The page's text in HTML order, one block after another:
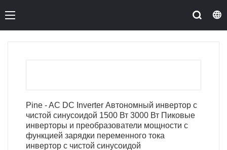
Pine - AC DC Inverter Автономный инвертор с
чистой синусоидой 1500 Вт 3000 Вт Пиковые
инверторы и преобразователи мощности с
функцией зарядки переменного тока
инвертор с чистой синусоидой